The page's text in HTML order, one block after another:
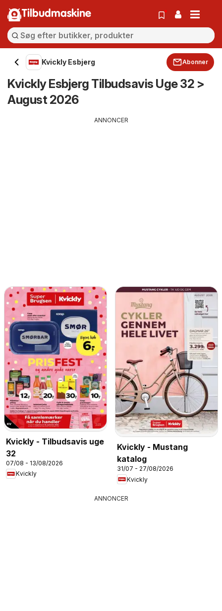
Tilbudmaskine
Kvickly Esbjerg Abonner
Kvickly Esbjerg Tilbudsavis Uge 32 >
August 2026
ANNONCER
Kvickly - Tilbudsavis uge
32
07/08 - 13/08/2026
Kvickly
Kvickly - Mustang
katalog
31/07 - 27/08/2026
Kvickly
ANNONCER